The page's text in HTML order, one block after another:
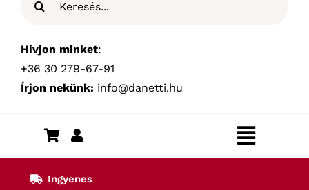
Hívjon minket:
+36 30 279-67-91
Írjon nekünk: info@danetti.hu
Toggle
KezdőlapIngyenes